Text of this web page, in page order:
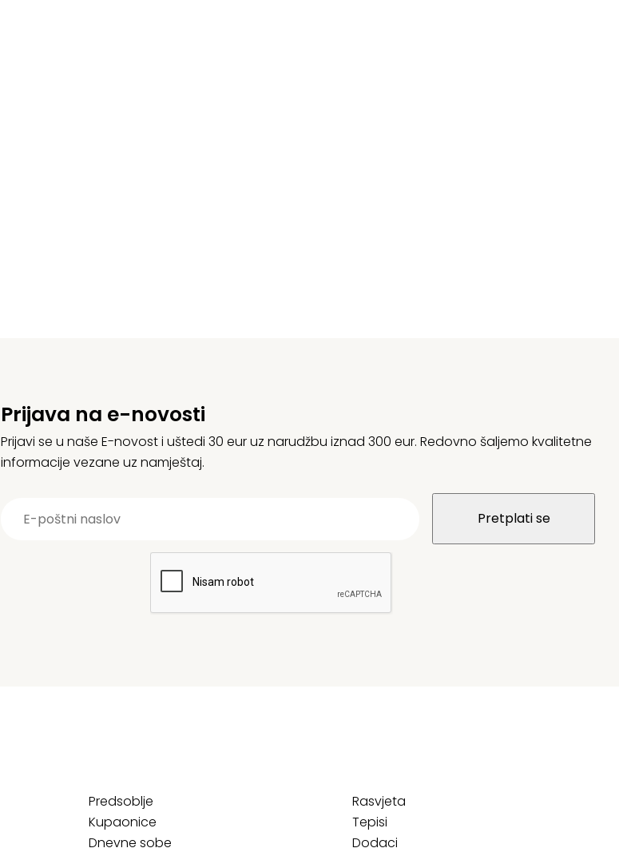
Prijava na e-novosti
Prijavi se u naše E-novost i uštedi 30 eur uz narudžbu iznad 300 eur. Redovno šaljemo kvalitetne
informacije vezane uz namještaj.
Predsoblje
Kupaonice
Dnevne sobe
Rasvjeta
Tepisi
Dodaci